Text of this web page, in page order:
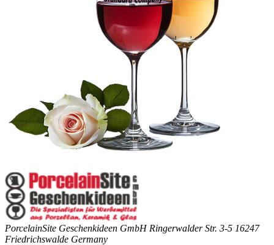
PorcelainSite Geschenkideen GmbH Ringerwalder Str. 3-5 16247
Friedrichswalde Germany